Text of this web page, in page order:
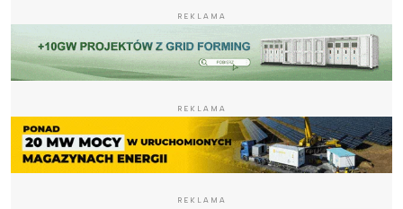
REKLAMA
REKLAMA
REKLAMA